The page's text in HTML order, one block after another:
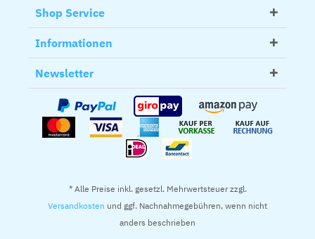
Shop Service
Informationen
Newsletter
* Alle Preise inkl. gesetzl. Mehrwertsteuer zzgl.
Versandkosten und ggf. Nachnahmegebühren, wenn nicht
anders beschrieben